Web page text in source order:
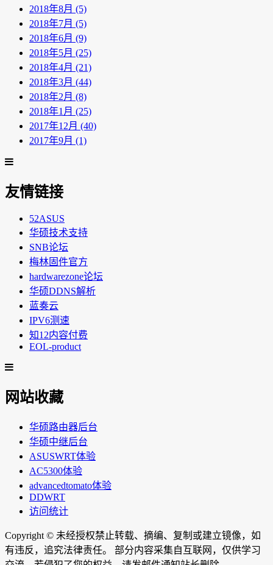
2018年8月 (5)
2018年7月 (5)
2018年6月 (9)
2018年5月 (25)
2018年4月 (21)
2018年3月 (44)
2018年2月 (8)
2018年1月 (25)
2017年12月 (40)
2017年9月 (1)
友情链接
52ASUS
华硕技术支持
SNB论坛
梅林固件官方
hardwarezone论坛
华硕DDNS解析
蓝奏云
IPV6测速
知12内容付费
EOL-product
网站收藏
华硕路由器后台
华硕中继后台
ASUSWRT体验
AC5300体验
advancedtomato体验
DDWRT
访问统计
Copyright © 未经授权禁止转载、摘编、复制或建立镜像，如
有违反，追究法律责任。 部分内容采集自互联网，仅供学习